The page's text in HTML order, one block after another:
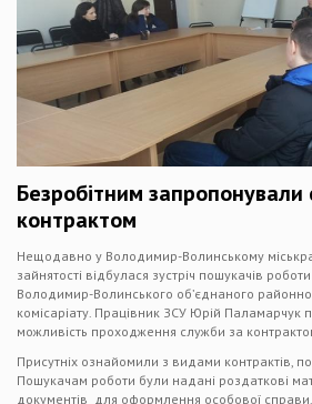
Безробітним запропонували
контрактом
Нещодавно у Володимир-Волинському
зайнятості відбулася зустріч пошукачів
Володимир-Волинського об’єднаного
комісаріату. Працівник ЗСУ Юрій Паламарчук
можливість проходження служби за
Присутніх ознайомили з видами контрактів,
Пошукачам роботи були надані роздаткові
документів для оформлення особової справи.